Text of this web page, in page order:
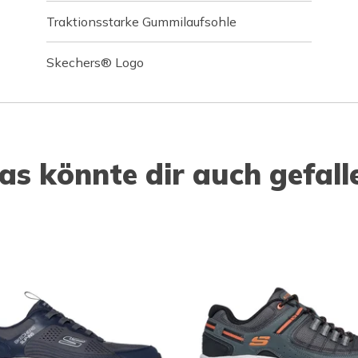
Traktionsstarke Gummilaufsohle
Skechers® Logo
könnte dir auch